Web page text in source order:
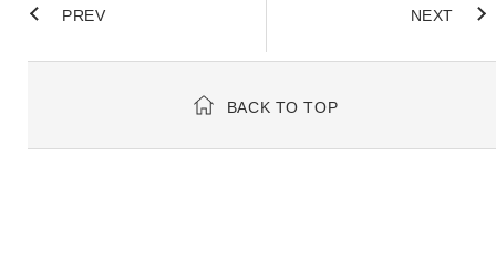
PREV NEXT
BACK TO TOP